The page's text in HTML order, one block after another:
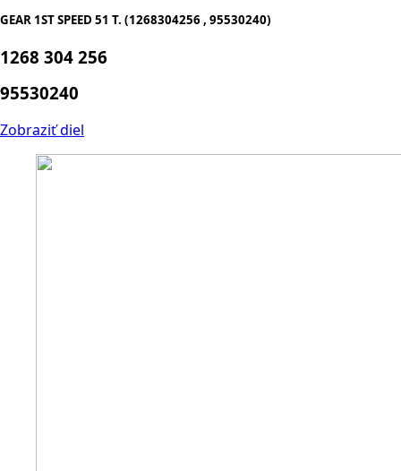
GEAR 1ST SPEED 51 T. (1268304256 , 95530240)
1268 304 256
95530240
Zobraziť diel